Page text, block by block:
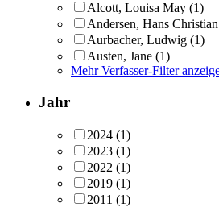
Alcott, Louisa May (1)
Andersen, Hans Christian
Aurbacher, Ludwig (1)
Austen, Jane (1)
Mehr Verfasser-Filter
Jahr
2024 (1)
2023 (1)
2022 (1)
2019 (1)
2011 (1)